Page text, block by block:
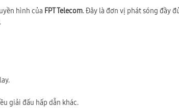
hình của FPT Telecom. Đây là đơn vị phát sóng đầy
giải đấu hấp dẫn khác.